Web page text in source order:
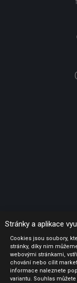
Jak nakupovat
Obchodní
GDPR - ochrana
Profil zadavatele
Stránky a aplikace
Cookies jsou soubory,
stránky, díky nim
webovými stránkami,
chování nebo cílit
informace naleznete
variantu. Souhlas